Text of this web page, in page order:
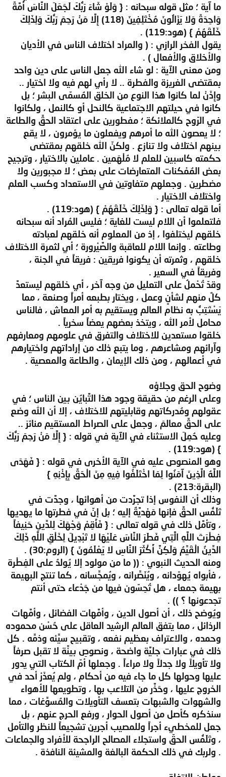
ما آية ؛ مثل قوله سبحانه : { وَلَوْ شَاءَ رَبُّكَ لَجَعَلَ النَّاسَ أُمَّةً
وَاحِدَةً وَلا يَزَالُونَ مُخْتَلِفِينَ (118) إِلَّا مَنْ رَحِمَ رَبُّكَ وَلِذَلِكَ
خَلَقَهُمْ } (هود:119) .
يقول الفخر الرازي : ( والمراد اختلاف الناس في الأديان
والأخلاق والأفعال ) .
ومن معنى الآية : لو شاء الله جعل الناس على دين واحد
بمقتضى الغريزة والفطرة .. لا رأي لهم فيه ولا اختيار ..
وإِذَنْ لما كانوا هذا النوع من الخلق المُسمّى البشر ؛ بل
كانوا في حيلتهم الاجتماعية كالنحل أو كالنمل ، ولكانوا
في الرّوح كالملائكة ؛ مفطورين على اعتقاد الحقِّ والطاعة
؛ لا يعصون الله ما أمرهم ويفعلون ما يؤمرون ، لا يقع
بينهم اختلاف ولا تنازع . ولكنّ الله خلقهم بمقتضى
حكمته كاسبين للعلم لا مُلْهَمين . عاملين بالاختيار ، وترجيح
بعض المُمْكنات المتعارضات على بعض ؛ لا مجبورين ولا
مضطرين . وجعلهم متفاوتين في الاستعداد وكسب العلم
واختلاف الاختيار .
أما قوله تعالى : { وَلِذَلِكَ خَلَقَهُمْ } (هود:119) .
فلتعلموا أن اللام ليست للغاية ؛ فليس المُراد أنه سبحانه
خلقهم ليختلفوا ، إذ من المعلوم أنه خلقهم لعبادته
وطاعته . وإنما اللام للعاقبة والصَّيْرورة ؛ أي لثمرة الاختلاف
خلقهم ، وثمرته أن يكونوا فريقين : فريقاً في الجنة ،
وفريقاً في السعير .
وقدّ تُحْملُ على التعليل من وجه آخر ، أي خلقهم ليستعدَّ
كلٌ منهم لشأنٍ وعمل ، ويختار بطبعه أمراً وصنعة ، مما
يَسْتَتِبُّ به نظام العالم ويستقيم به أمر المعاش ، فالناس
محامل لأمر الله ، ويتخذ بعضهم يعضاً سخرياً .
خلقوا مستعدين للاختلاف والتفرق في علومهم ومعارفهم
وآرائهم ومشاعرهم ، وما يتبع ذلك من إراداتهم واختيارهم
في أعمالهم ، ومن ذلك الإيمان ، والطاعة والمعصية .
وضوح الحق وجلاؤه
وعلى الرغم من حقيقة وجود هذا التَّبايُن بين الناس ؛ في
عقولهم ومُدركاتهم وقابليتهم للاختلاف ، إلا أن الله وضع
على الحقِّ معالمَ ، وجعل على الصراط المستقيم منائرَ ..
وعليه حُمِلَ الاستثناء في الآية في قوله : { إِلَّا مَنْ رَحِمَ رَبُّكَ
} (هود:119) .
وهو المنصوص عليه في الآية الأخرى في قوله : { فَهَدَى
اللَّهُ الَّذِينَ آمَنُوا لِمَا اخْتَلَفُوا فِيهِ مِنَ الْحَقِّ بِإِذْنِهِ }
(البقرة:213) .
وذلك أن النفوس إذا تجرَّدت من أهوائها ، وجدَّت في
تَلَمُّس الحقِّ فإنها مَهْديَّةٌ إليه ؛ بل إنّ في فطرتها ما يهديها
، وتأمَّل ذلك في قوله تعالى : { فَأَقِمْ وَجْهَكَ لِلدِّينِ حَنِيفاً
فِطْرَتَ اللَّهِ الَّتِي فَطَرَ النَّاسَ عَلَيْهَا لا تَبْدِيلَ لِخَلْقِ اللَّهِ ذَلِكَ
الدِّينُ الْقَيِّمُ وَلَكِنَّ أَكْثَرَ النَّاسِ لا يَعْلَمُونَ } (الروم:30) .
ومنه الحديث النبوي : (( ما من مولود إلا يُولدُ على الفِطْرة
، فأبواه يُهوّدانه ، ويُنَصِّرانه ، ويُمجِّسانه ، كما تنتج البهيمة
بهيمة جمعاء ، هل تُحِسّون فيها من جَدْعاء حتى أنتم
تجدعونها ؟ )) .
ويُوضح ذلك ، أن أصول الدين ، وأمَّهات الفضائل ، وأمَّهات
الرذائل ، مما يتفق العالم الرشيد العاقل على حُسْن محموده
وحمده ، والاعتراف بعظيم نفعه ، وتقبيح سيِّئه وذمِّه . كل
ذلك في عبارات جليَّة واضحة ، ونصوصِ بينِّة لا تقبل صرفاً
ولا تأويلاً ولا جدلاً ولا مراءاً . وجعلها أمّ الكتاب التي يدور
عليها وحولها كل ما جاء فيه من أحكام ، ولم يُعذَرْ أحد في
الخروج عليها ، وحَذَّر من التلاعب بها ، وتطويعها للأهواء
والشهوات والشبهات بتعسف التأويلات والمُسوِّغات ، مما
سنذكره كأصل من أصول الحوار ، ورفع الحرج عنهم ، بل
جعل للمخطيء أجراً وللمصيب أجرين تشجيعاً للنظر والتأمل
، وتَلَمُّس الحقّ واستجلاء المصالح الراجحة للأفراد والجماعات
. ولربك في ذلك الحكمة البالغة والمشيئة النافذة .